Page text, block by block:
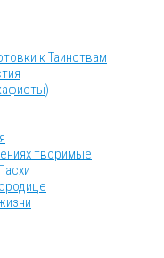
к Таинствам
творимые